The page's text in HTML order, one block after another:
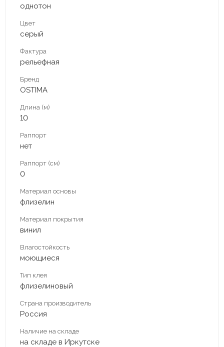
однотон
Цвет
серый
Фактура
рельефная
Бренд
OSTIMA
Длина (м)
10
Раппорт
нет
Раппорт (см)
0
Материал основы
флизелин
Материал покрытия
винил
Влагостойкость
моющиеся
Тип клея
флизелиновый
Страна производитель
Россия
Наличие на складе
на складе в Иркутске